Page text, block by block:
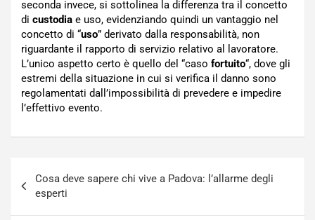
seconda invece, si sottolinea la differenza tra il concetto
di custodia e uso, evidenziando quindi un vantaggio nel
concetto di “uso” derivato dalla responsabilità, non
riguardante il rapporto di servizio relativo al lavoratore.
L’unico aspetto certo è quello del “caso fortuito“, dove gli
estremi della situazione in cui si verifica il danno sono
regolamentati dall’impossibilità di prevedere e impedire
l’effettivo evento.
articoli
Cosa deve sapere chi vive a Padova: l’allarme degli
esperti